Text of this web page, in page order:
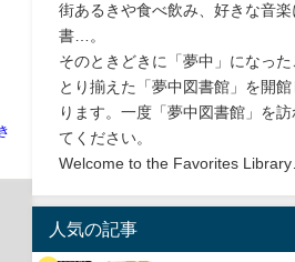
街あるきや食べ飲み、好きな音楽
書…。
そのときどきに「夢中」になった
とり揃えた「夢中図書館」を開館
ります。一度「夢中図書館」を訪
てください。
Welcome to the Favorites
人気の記事